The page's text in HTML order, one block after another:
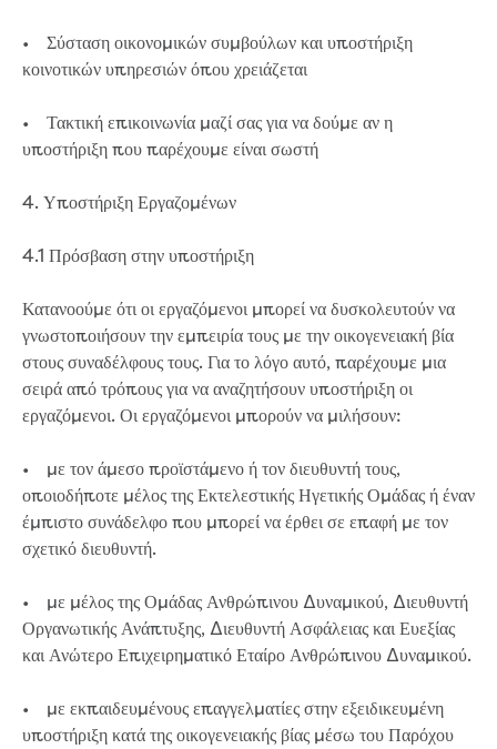
• Σύσταση οικονομικών συμβούλων και υποστήριξη
κοινοτικών υπηρεσιών όπου χρειάζεται
• Τακτική επικοινωνία μαζί σας για να δούμε αν η
υποστήριξη που παρέχουμε είναι σωστή
4. Υποστήριξη Εργαζομένων
4.1 Πρόσβαση στην υποστήριξη
Κατανοούμε ότι οι εργαζόμενοι μπορεί να δυσκολευτούν να
γνωστοποιήσουν την εμπειρία τους με την οικογενειακή βία
στους συναδέλφους τους. Για το λόγο αυτό, παρέχουμε μια
σειρά από τρόπους για να αναζητήσουν υποστήριξη οι
εργαζόμενοι. Οι εργαζόμενοι μπορούν να μιλήσουν:
• με τον άμεσο προϊστάμενο ή τον διευθυντή τους,
οποιοδήποτε μέλος της Εκτελεστικής Ηγετικής Ομάδας ή έναν
έμπιστο συνάδελφο που μπορεί να έρθει σε επαφή με τον
σχετικό διευθυντή.
• με μέλος της Ομάδας Ανθρώπινου Δυναμικού, Διευθυντή
Οργανωτικής Ανάπτυξης, Διευθυντή Ασφάλειας και Ευεξίας
και Ανώτερο Επιχειρηματικό Εταίρο Ανθρώπινου Δυναμικού.
• με εκπαιδευμένους επαγγελματίες στην εξειδικευμένη
υποστήριξη κατά της οικογενειακής βίας μέσω του Παρόχου